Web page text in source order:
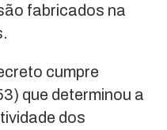
fabricados na
cumpre
que determinou a
dos